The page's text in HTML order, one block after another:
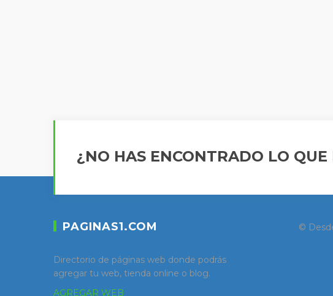
¿NO HAS ENCONTRADO LO QUE
PAGINAS1.COM
Directorio de páginas web donde podrás
agregar tu web, tienda online o blog.
AGREGAR WEB
©